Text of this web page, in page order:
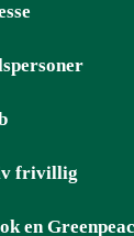
frivillig
en